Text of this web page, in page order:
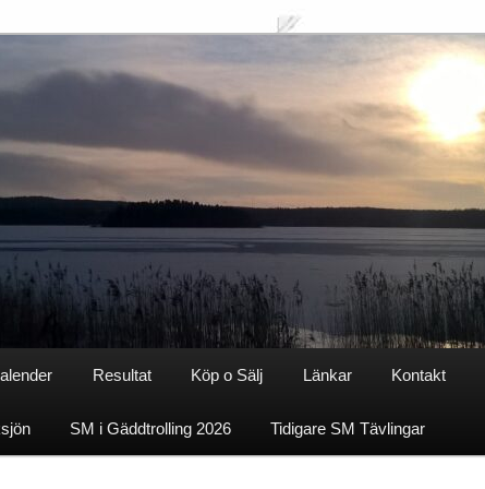
Resultat Köp o Sälj Länkar Kontakt
SM i Gäddtrolling 2026 Tidigare SM Tävlingar